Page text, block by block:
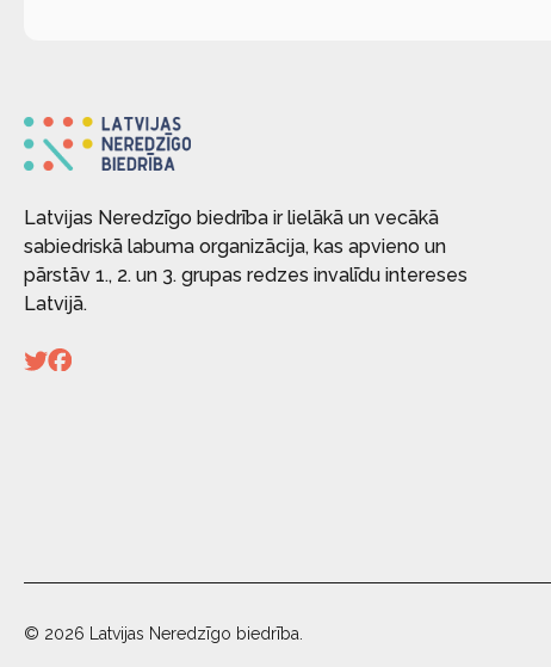
Latvijas Neredzīgo biedrība ir lielākā un vecākā
sabiedriskā labuma organizācija, kas apvieno un
pārstāv 1., 2. un 3. grupas redzes invalīdu intereses
Latvijā.
© 2026 Latvijas Neredzīgo biedrība.